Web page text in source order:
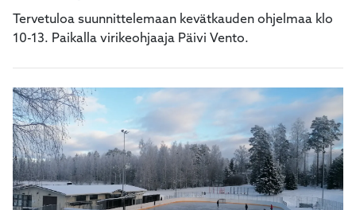
Tervetuloa suunnittelemaan kevätkauden ohjelmaa klo
10-13. Paikalla virikeohjaaja Päivi Vento.